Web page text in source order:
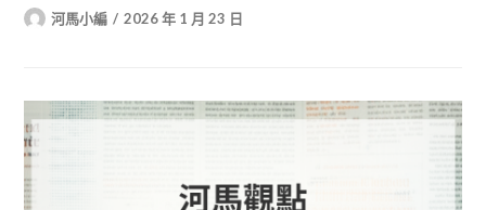
河馬小編 2026 年 1 月 23 日